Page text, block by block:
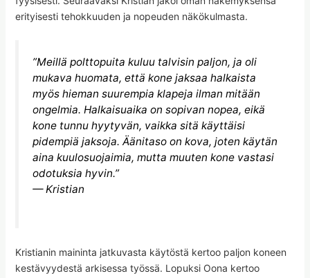
erityisesti tehokkuuden ja nopeuden näkökulmasta.
”Meillä polttopuita kuluu talvisin paljon, ja oli
mukava huomata, että kone jaksaa halkaista
myös hieman suurempia klapeja ilman mitään
ongelmia. Halkaisuaika on sopivan nopea, eikä
kone tunnu hyytyvän, vaikka sitä käyttäisi
pidempiä jaksoja. Äänitaso on kova, joten käytän
aina kuulosuojaimia, mutta muuten kone vastasi
odotuksia hyvin.”
— Kristian
Kristianin maininta jatkuvasta käytöstä kertoo paljon koneen
kestävyydestä arkisessa työssä. Lopuksi Oona kertoo